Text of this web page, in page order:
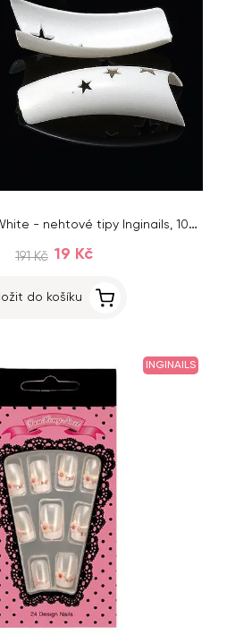
Sensation Star White - nehtové tipy Inginails, 100ks
191 Kč 19 Kč
do košíku
INGINAILS